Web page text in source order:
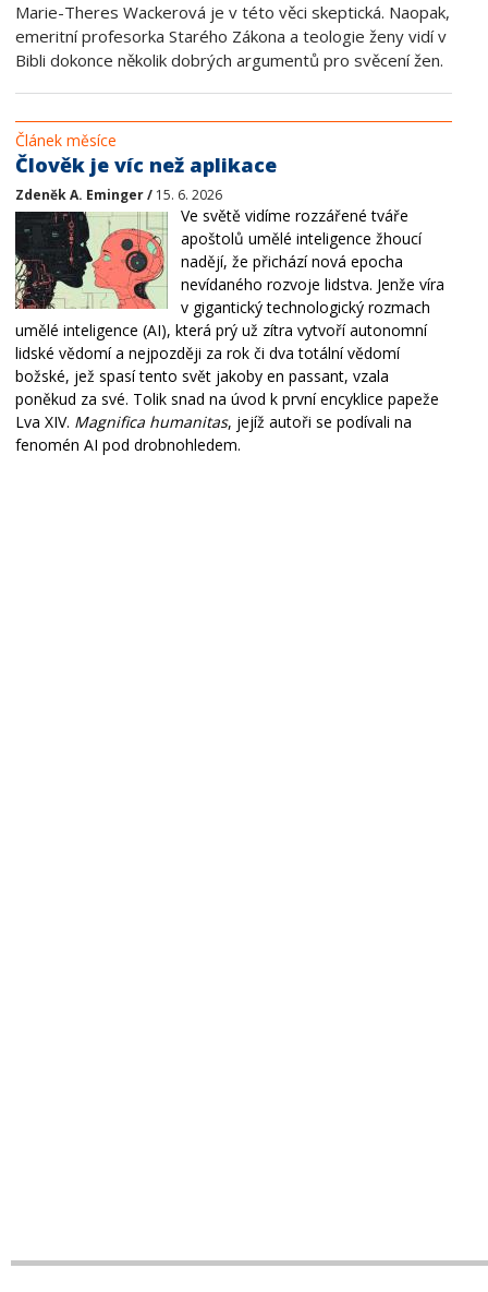
Marie-Theres Wackerová je v této věci skeptická. Naopak,
emeritní profesorka Starého Zákona a teologie ženy vidí v
Bibli dokonce několik dobrých argumentů pro svěcení žen.
Článek měsíce
Člověk je víc než aplikace
Zdeněk A. Eminger / 15. 6. 2026
Ve světě vidíme rozzářené tváře
apoštolů umělé inteligence žhoucí
nadějí, že přichází nová epocha
nevídaného rozvoje lidstva. Jenže víra
v gigantický technologický rozmach
umělé inteligence (AI), která prý už zítra vytvoří autonomní
lidské vědomí a nejpozději za rok či dva totální vědomí
božské, jež spasí tento svět jakoby en passant, vzala
poněkud za své. Tolik snad na úvod k první encyklice papeže
Lva XIV. Magnifica humanitas, jejíž autoři se podívali na
fenomén AI pod drobnohledem.